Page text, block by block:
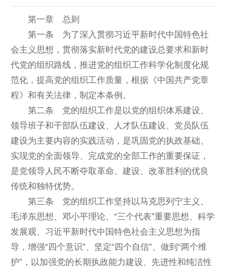
第一章 总则
第一条 为了深入贯彻习近平新时代中国特色社
会主义思想，贯彻落实新时代党的建设总要求和新时
代党的组织路线，推进党的组织工作科学化制度化规
范化，提高党的组织工作质量，根据《中国共产党章
程》和有关法律，制定本条例。
第二条 党的组织工作是以党的组织体系建设、
领导班子和干部队伍建设、人才队伍建设、党员队伍
建设为主要内容的实践活动，是巩固党的执政基础、
实现党的全面领导、完成党的全部工作的重要保证，
是党领导人民不断夺取革命、建设、改革胜利的优良
传统和独特优势。
第三条 党的组织工作坚持以马克思列宁主义、
毛泽东思想、邓小平理论、“三个代表”重要思想、科学
发展观、习近平新时代中国特色社会主义思想为指
导，增强“四个意识”、坚定“四个自信”、做到“两个维
护”，以加强党的长期执政能力建设、先进性和纯洁性